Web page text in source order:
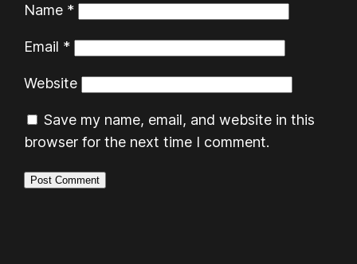
Name *
Email *
Website
Save my name, email, and website in this
browser for the next time I comment.